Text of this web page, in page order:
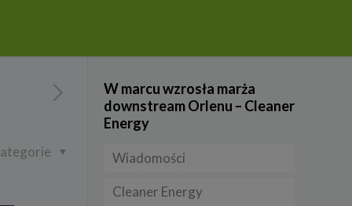
W marcu wzrosła marża
downstream Orlenu – Cleaner
Energy
Wiadomości
Firmy
Cleaner Energy